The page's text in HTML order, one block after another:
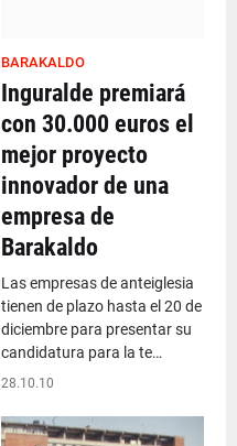
BARAKALDO
Inguralde premiará
con 30.000 euros el
mejor proyecto
innovador de una
empresa de
Barakaldo
Las empresas de anteiglesia
tienen de plazo hasta el 20 de
diciembre para presentar su
candidatura para la te…
28.10.10